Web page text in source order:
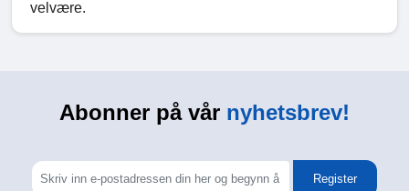
velvære.
Abonner på vår nyhetsbrev!
Register